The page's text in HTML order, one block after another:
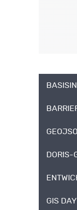
DORIS-
GIS DAY